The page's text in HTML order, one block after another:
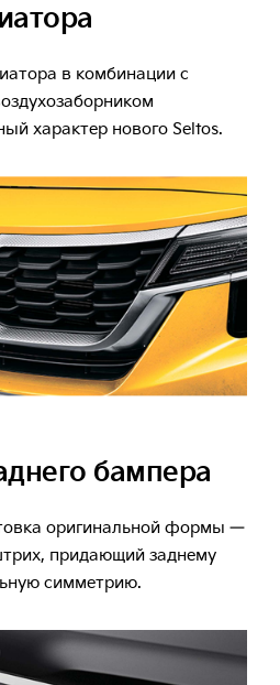
в комбинации с
характер нового Seltos.
бампера
оригинальной формы —
придающий заднему
симметрию.